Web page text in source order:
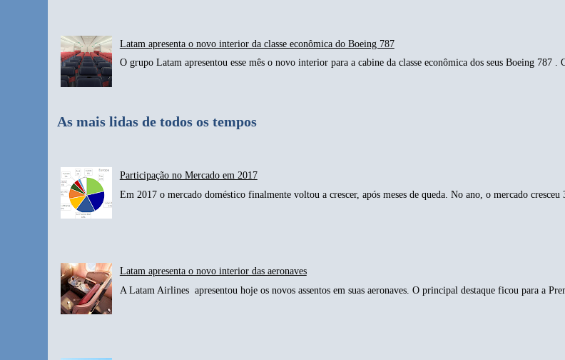
Latam apresenta o novo interior da classe econômica do Boeing 787
O grupo Latam apresentou esse mês o novo interior para a cabine da classe econômica dos seus Boeing 787 .
As mais lidas de todos os tempos
Participação no Mercado em 2017
Em 2017 o mercado doméstico finalmente voltou a crescer, após meses de queda. No ano, o mercado
Latam apresenta o novo interior das aeronaves
A Latam Airlines apresentou hoje os novos assentos em suas aeronaves. O principal destaque ficou para a